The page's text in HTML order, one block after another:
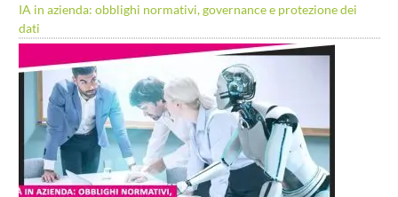
IA in azienda: obblighi normativi, governance e protezione dei
dati